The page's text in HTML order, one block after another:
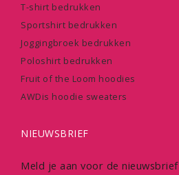
T-shirt bedrukken
Sportshirt bedrukken
Joggingbroek bedrukken
Poloshirt bedrukken
Fruit of the Loom hoodies
AWDis hoodie sweaters
NIEUWSBRIEF
Meld je aan voor de nieuwsbrief